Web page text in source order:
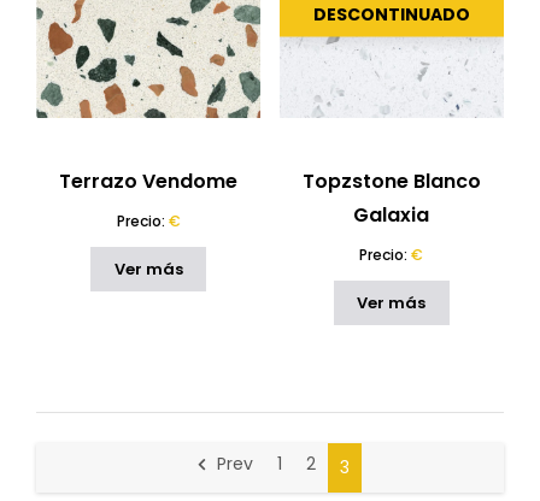
Terrazo Vendome
Precio: €
Ver más
DESCONTINUADO
Topzstone Blanco
Galaxia
Precio:€
Ver más
Prev 1 2 3